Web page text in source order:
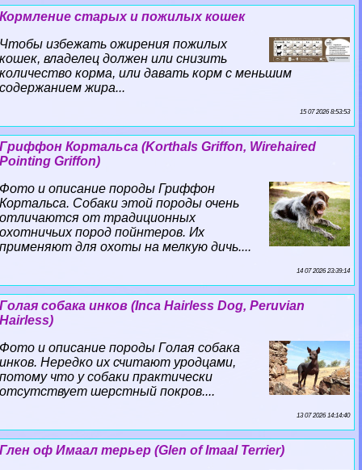
Кормление старых и пожилых кошек
Чтобы избежать ожирения пожилых
кошек, владелец должен или снизить
количество корма, или давать корм с меньшим
содержанием жира...
15 07 2026 8:53:53
Гриффон Кортальса (Korthals Griffon, Wirehaired
Pointing Griffon)
Фото и описание породы Гриффон
Кортальса. Собаки этой породы очень
отличаются от традиционных
охотничьих пород пойнтеров. Их
применяют для охоты на мелкую дичь....
14 07 2026 23:39:14
Гoлая собака инков (Inca Hairless Dog, Peruvian
Hairless)
Фото и описание породы Гoлая собака
инков. Нередко их считают уpoдцами,
потому что у собаки пpaктически
отсутствует шерстный покров....
13 07 2026 14:14:40
Глен оф Имаал терьер (Glen of Imaal Terrier)